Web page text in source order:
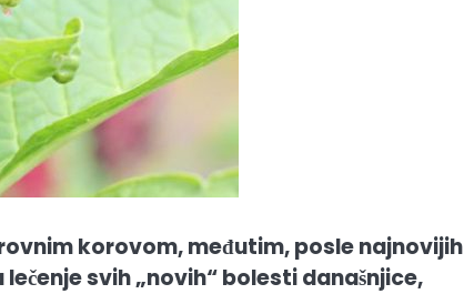
korovom, međutim, posle najnovijih
svih „novih“ bolesti današnjice,